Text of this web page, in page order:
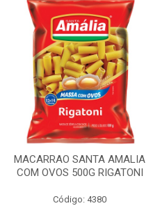
MACARRAO SANTA AMALIA
COM OVOS 500G RIGATONI
Código: 4380